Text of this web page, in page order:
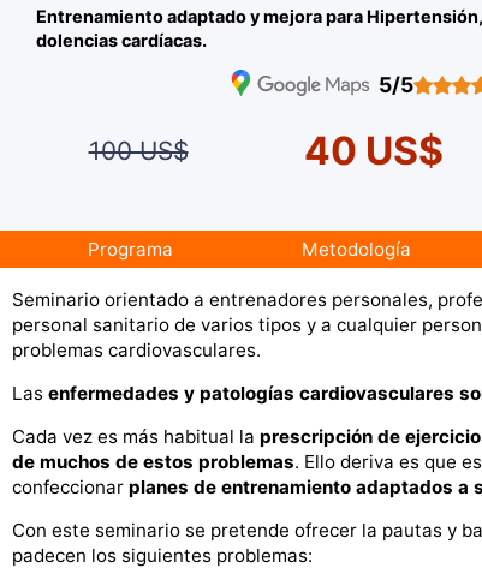
Entrenamiento adaptado y mejora para
dolencias cardíacas.
5/5
100 US$ 40 US$
Programa Metodología
Seminario orientado a entrenadores personales,
personal sanitario de varios tipos y a cualquier
problemas cardiovasculares.
Las enfermedades y patologías cardiovasculares
Cada vez es más habitual la prescripción de
de muchos de estos problemas. Ello deriva es que
confeccionar planes de entrenamiento adaptados
Con este seminario se pretende ofrecer la pautas y
padecen los siguientes problemas: